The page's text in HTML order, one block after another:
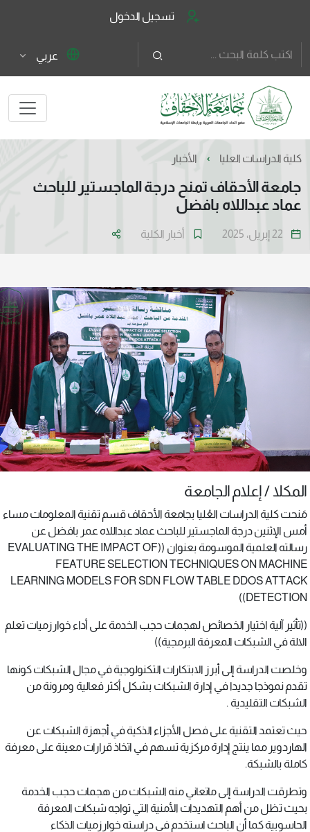
تسجيل الدخول
عربي
كلية الدراسات العليا الأخبار
جامعة الأحقاف تمنح درجة الماجستير للباحث
عماد عبداللاه بافضل
22 إبريل، 2025 أخبار الكلية
المكلا / إعلام الجامعة
مَنحت كلية الدراسات العُليا بجامعة الأحقاف قسم تقنية المعلومات مساء
أمس الإثنين درجة الماجستير للباحث عماد عبداللاه عمر بافضل عن
رسالته العلمية الموسومة بعنوان ((EVALUATING THE IMPACT OF
FEATURE SELECTION TECHNIQUES ON MACHINE
LEARNING MODELS FOR SDN FLOW TABLE DDOS ATTACK
DETECTION))
((تأثير آلية اختيار الخصائص لهجمات حجب الخدمة على أداء خوارزميات تعلم
الالة في الشبكات المعرفة البرمجية))
وخلصت الدراسة إلى أبرز الابتكارات التكنولوجية في مجال الشبكات كونها
تقدم نموذجا جديدا في إدارة الشبكات بشكل أكثر فعالية ومرونة من
الشبكات التقليدية .
حيث تعتمد التقنية على فصل الأجزاء الذكية في أجهزة الشبكات عن
الهاردوير مما ينتج إدارة مركزية تسهم في اتخاذ قرارات معينة على معرفة
كاملة بالشبكة.
وتطرقت الدراسة إلى ماتعاني منه الشبكات من هجمات حجب الخدمة
بحيث تظل من أهم التهديدات الأمنية التي تواجه شبكات المعرفة
الحاسوبية كما أن الباحث استخدم في دراسته خوارزميات الذكاء